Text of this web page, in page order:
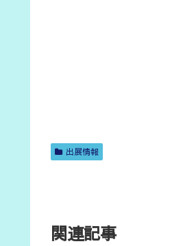
出展情報
関連記事